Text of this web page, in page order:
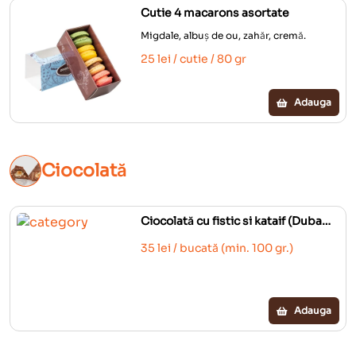
Cutie 4 macarons asortate
Migdale, albuș de ou, zahăr, cremă.
25 lei / cutie / 80 gr
Adauga
Ciocolată
Ciocolată cu fistic si kataif (Dubai
35 lei / bucată (min. 100 gr.)
Adauga